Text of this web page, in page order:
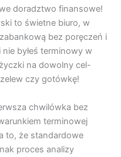
doradztwo finansowe!
to świetne biuro, w
bez poręczeń i
byłeś terminowy w
na dowolny cel-
czy gotówkę!
chwilówka bez
terminowej
to, że standardowe
proces analizy